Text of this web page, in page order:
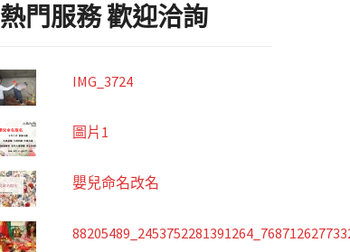
熱門服務 歡迎洽詢
IMG_3724
圖片1
嬰兒命名改名